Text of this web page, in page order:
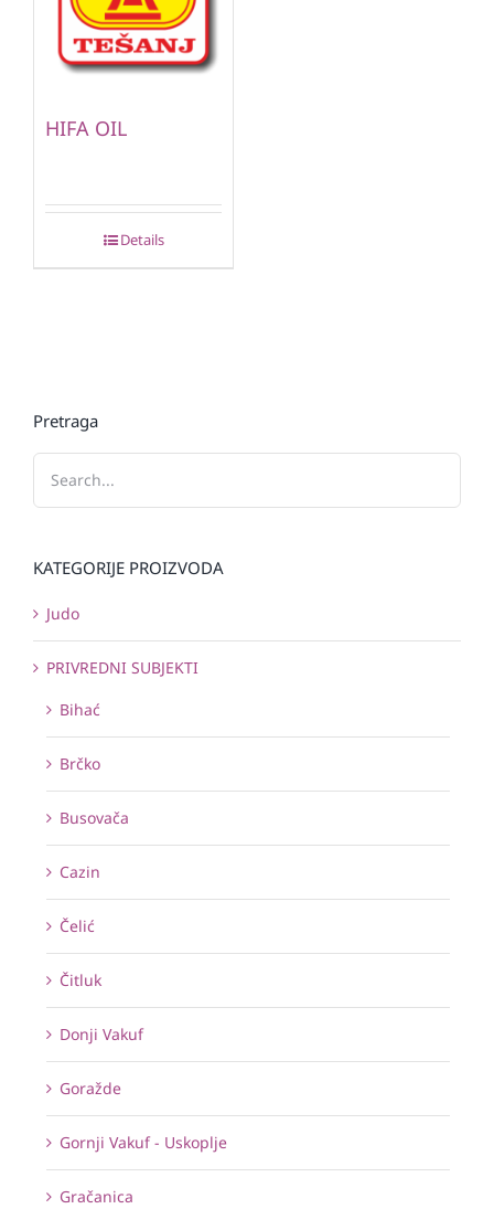
HIFA OIL
Details
Pretraga
KATEGORIJE PROIZVODA
Judo
PRIVREDNI SUBJEKTI
Bihać
Brčko
Busovača
Cazin
Čelić
Čitluk
Donji Vakuf
Goražde
Gornji Vakuf - Uskoplje
Gračanica